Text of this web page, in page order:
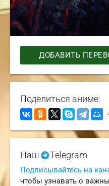
ДОБАВИТЬ
Поделиться аниме:
Наш Telegram
Подписывайтесь на
чтобы узнавать о